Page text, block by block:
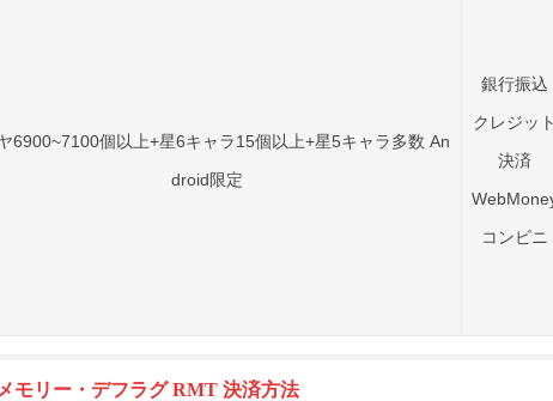
6900~7100個以上+星6キャラ15個以上+星5キャラ多数 An
droid限定
銀行振込
クレジット
決済
コンビニ
モリー・デフラグ RMT 決済方法